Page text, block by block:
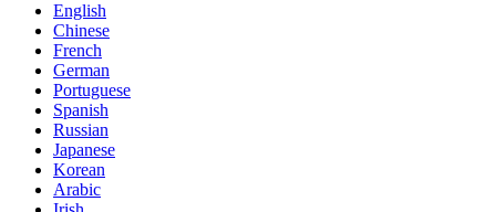
English
Chinese
French
German
Portuguese
Spanish
Russian
Japanese
Korean
Arabic